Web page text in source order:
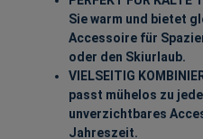
Sie warm und bietet
Accessoire für
oder den Skiurlaub.
VIELSEITIG
passt mühelos zu
unverzichtbares
Jahreszeit.